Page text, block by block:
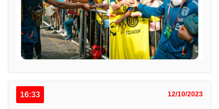
16:33 12/10/2023